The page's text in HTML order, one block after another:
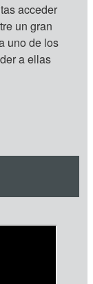
acceder
un gran
uno de los
a ellas